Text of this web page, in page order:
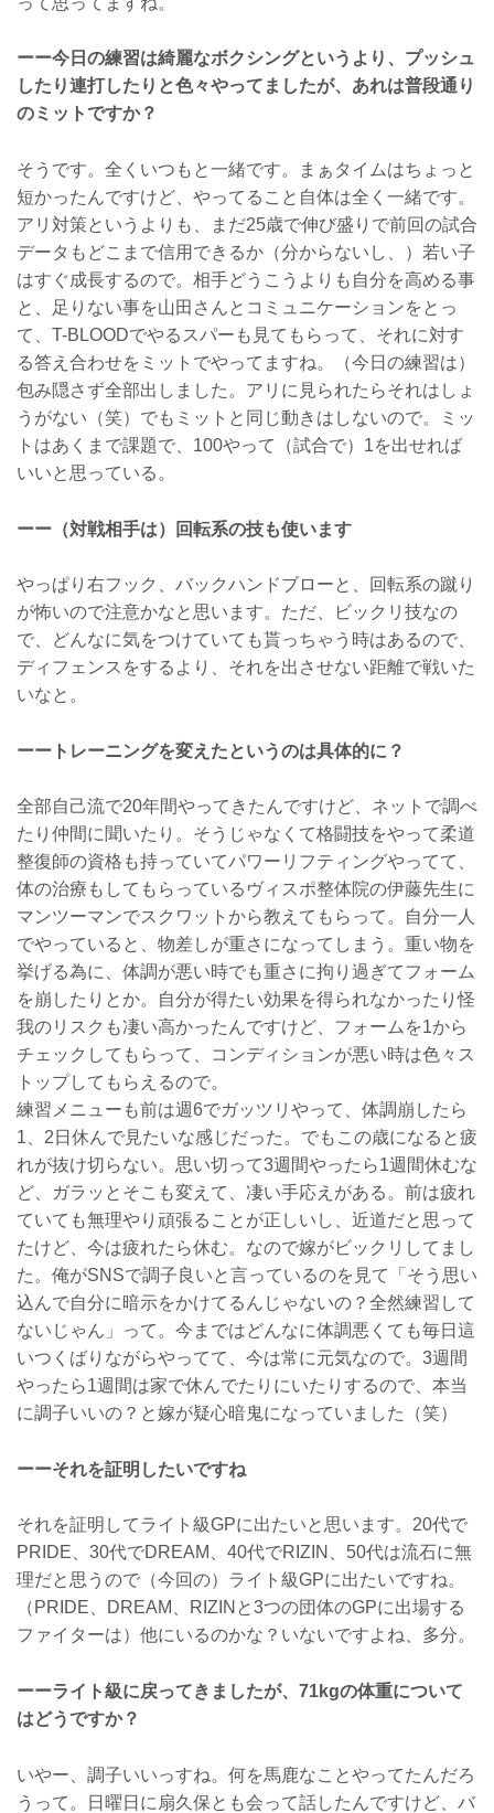
ーー今日の練習は綺麗なボクシングというより、プッシュ
したり連打したりと色々やってましたが、あれは普段通り
のミットですか？
そうです。全くいつもと一緒です。まぁタイムはちょっと
短かったんですけど、やってること自体は全く一緒です。
アリ対策というよりも、まだ25歳で伸び盛りで前回の試合
データもどこまで信用できるか（分からないし、）若い子
はすぐ成長するので。相手どうこうよりも自分を高める事
と、足りない事を山田さんとコミュニケーションをとっ
て、T-BLOODでやるスパーも見てもらって、それに対す
る答え合わせをミットでやってますね。（今日の練習は）
包み隠さず全部出しました。アリに見られたらそれはしょ
うがない（笑）でもミットと同じ動きはしないので。ミッ
トはあくまで課題で、100やって（試合で）1を出せれば
いいと思っている。
ーー（対戦相手は）回転系の技も使います
やっぱり右フック、バックハンドブローと、回転系の蹴り
が怖いので注意かなと思います。ただ、ビックリ技なの
で、どんなに気をつけていても貰っちゃう時はあるので、
ディフェンスをするより、それを出させない距離で戦いた
いなと。
ーートレーニングを変えたというのは具体的に？
全部自己流で20年間やってきたんですけど、ネットで調べ
たり仲間に聞いたり。そうじゃなくて格闘技をやって柔道
整復師の資格も持っていてパワーリフティングやってて、
体の治療もしてもらっているヴィスポ整体院の伊藤先生に
マンツーマンでスクワットから教えてもらって。自分一人
でやっていると、物差しが重さになってしまう。重い物を
挙げる為に、体調が悪い時でも重さに拘り過ぎてフォーム
を崩したりとか。自分が得たい効果を得られなかったり怪
我のリスクも凄い高かったんですけど、フォームを1から
チェックしてもらって、コンディションが悪い時は色々ス
トップしてもらえるので。
練習メニューも前は週6でガッツリやって、体調崩したら
1、2日休んで見たいな感じだった。でもこの歳になると疲
れが抜け切らない。思い切って3週間やったら1週間休むな
ど、ガラッとそこも変えて、凄い手応えがある。前は疲れ
ていても無理やり頑張ることが正しいし、近道だと思って
たけど、今は疲れたら休む。なので嫁がビックリしてまし
た。俺がSNSで調子良いと言っているのを見て「そう思い
込んで自分に暗示をかけてるんじゃないの？全然練習して
ないじゃん」って。今まではどんなに体調悪くても毎日這
いつくばりながらやってて、今は常に元気なので。3週間
やったら1週間は家で休んでたりにいたりするので、本当
に調子いいの？と嫁が疑心暗鬼になっていました（笑）
ーーそれを証明したいですね
それを証明してライト級GPに出たいと思います。20代で
PRIDE、30代でDREAM、40代でRIZIN、50代は流石に無
理だと思うので（今回の）ライト級GPに出たいですね。
（PRIDE、DREAM、RIZINと3つの団体のGPに出場する
ファイターは）他にいるのかな？いないですよね、多分。
ーーライト級に戻ってきましたが、71kgの体重について
はどうですか？
いやー、調子いいっすね。何を馬鹿なことやってたんだろ
うって。日曜日に扇久保とも会って話したんですけど、バ